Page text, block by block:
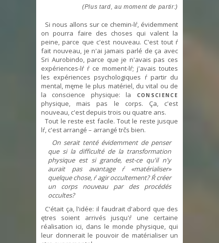
(Plus tard, au moment de partir:)
Si nous allons sur ce chemin-lŕ, évidemment
on pourra faire des choses qui valent la
peine, parce que c'est nouveau. C'est tout ŕ
fait nouveau, je n'ai jamais parlé de ça avec
Sri Aurobindo, parce que je n'avais pas ces
expériences-lŕ ŕ ce moment-lŕ; j'avais toutes
les expériences psychologiques ŕ partir du
mental, męme le plus matériel, du vital ou de
la conscience physique: la
CONSCIENCE
physique, mais pas le corps. Ça, c'est
nouveau, c'est depuis trois ou quatre ans.
Tout le reste est facile. Tout le reste jusque
lŕ, c'est arrangé – arrangé trčs bien.
On serait tenté évidemment de penser
que si la difficulté de la transformation
physique est si grande, est-ce qu'il n'y
aurait pas avantage ŕ «matérialiser»
quelque chose, ŕ agir occultement? Ŕ créer
un corps nouveau par des procédés
occultes?
C'était ça, l'idée: il faudrait d'abord que des
ętres soient arrivés jusqu'ŕ une certaine
réalisation ici, dans le monde physique, qui
leur donnerait le pouvoir de matérialiser un